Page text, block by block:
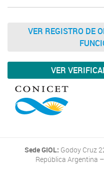
VER REGISTRO DE
VER
Sede GIOL: Godoy Cruz
República Argentina –